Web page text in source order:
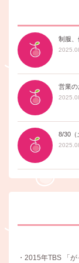
制服、
営業の
8/30（
・2015年TBS 「が